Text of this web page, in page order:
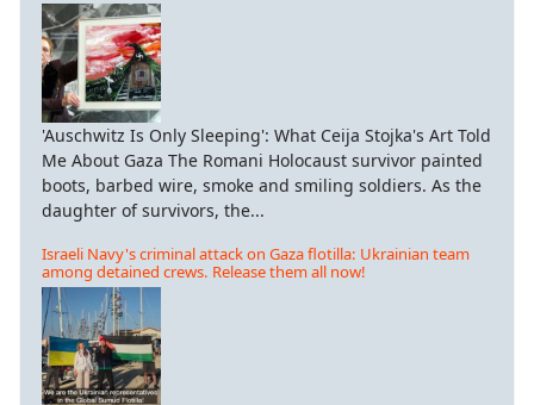
'Auschwitz Is Only Sleeping': What Ceija Stojka's Art Told
Me About Gaza The Romani Holocaust survivor painted
boots, barbed wire, smoke and smiling soldiers. As the
daughter of survivors, the...
Israeli Navy's criminal attack on Gaza flotilla: Ukrainian team
among detained crews. Release them all now!